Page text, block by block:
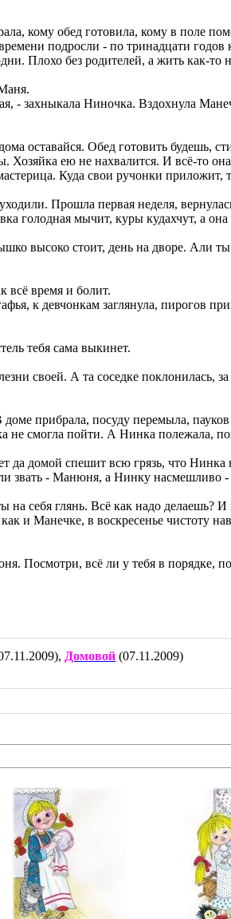
кому обед готовила, кому в поле
подросли - по тринадцати
Плохо без родителей, а жить как-то
- захныкала Ниночка. Вздохнула
оставайся. Обед готовить будешь,
ею не нахвалится. И всё-то она
Куда свои ручонки приложит,
Прошла первая неделя,
голодная мычит, куры кудахчут, а
высоко стоит, день на дворе. Али
время и болит.
к девчонкам заглянула, пирогов
тебя сама выкинет.
своей. А та соседке поклонилась,
прибрала, посуду перемыла,
смогла пойти. А Нинка полежала,
да домой спешит всю грязь, что
звать - Манюня, а Нинку насмешливо
на себя глянь. Всё как надо делаешь?
и Манечке, в воскресенье чистоту
Посмотри, всё ли у тебя в порядке,
Домовой (07.11.2009)